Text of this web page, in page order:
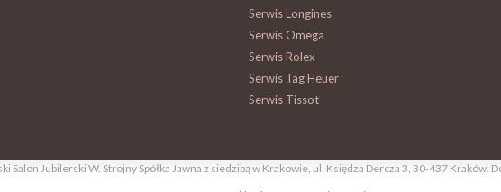
Serwis Longines
Serwis Omega
Serwis Rolex
Serwis Tag Heuer
Serwis Tissot
Jubilerski W. Strojny Spółka Jawna z siedzibą w Krakowie, ul. Księdza Dercza 3, 30-437 Kraków.